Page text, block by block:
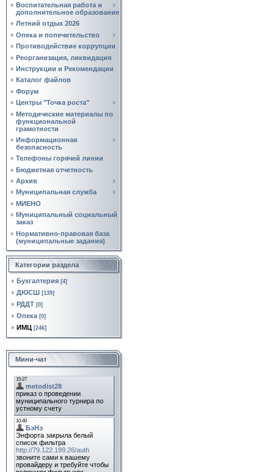
Воспитательная работа и
дополнительное образование
Летний отдых 2026
Опека и попечительство
Противодействие коррупции
Реорганизация, ликвидация
Инструкции и Рекомендации
Каталог файлов
Форум
Центры "Точка роста"
Методические материалы по
функциональной
грамотности
Информационная
безопасность
Телефоны горячей линии
Бюджетная отчетность
Архив
Муниципальная служба
МИЕНО
Муниципальный социальный
заказ
Нормативно‑правовая база
(муниципальные задания)
Категории раздела
Бухгалтерия [4]
ДЮСШ [139]
РДДТ [0]
Опека [0]
ИМЦ [246]
Мини-чат